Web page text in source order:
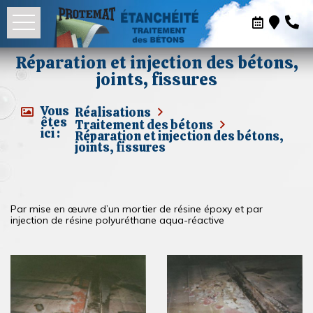
Réparation et injection des bétons,
joints, fissures
Vous
êtes
ici :
Réalisations
Traitement des bétons
Réparation et injection des bétons,
joints, fissures
Par mise en œuvre d’un mortier de résine époxy et par
injection de résine polyuréthane aqua-réactive